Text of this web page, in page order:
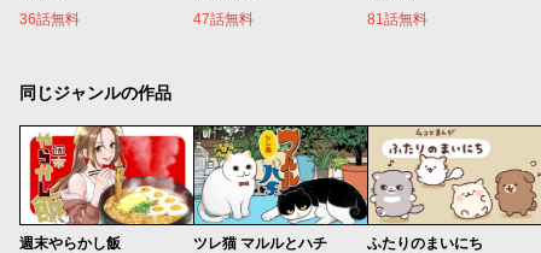
36話無料 47話無料 81話無料
同じジャンルの作品
週末やらかし飯 ツレ猫 マルルとハチ ふたりのまいにち